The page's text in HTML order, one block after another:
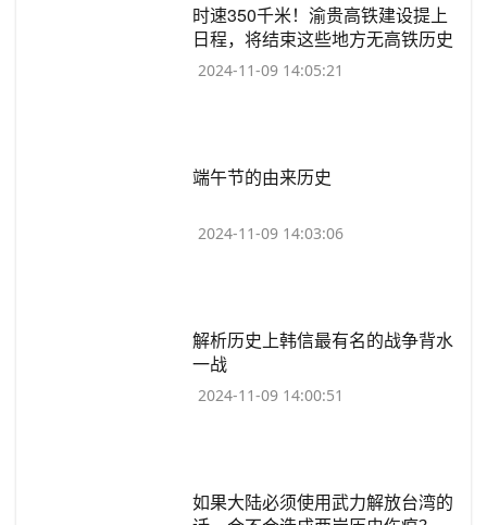
​时速350千米！渝贵高铁建设提上
日程，将结束这些地方无高铁历史
2024-11-09 14:05:21
​端午节的由来历史
2024-11-09 14:03:06
​解析历史上韩信最有名的战争背水
一战
2024-11-09 14:00:51
​如果大陆必须使用武力解放台湾的